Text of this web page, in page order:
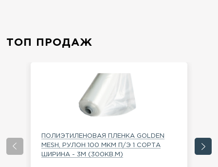
ТОП ПРОДАЖ
ПОЛИЭТИЛЕНОВАЯ ПЛЕНКА GOLDEN
MESH, РУЛОН 100 МКМ П/Э 1 СОРТА
ШИРИНА - 3М (300КВ.М)